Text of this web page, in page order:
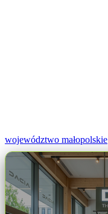
województwo małopolskie